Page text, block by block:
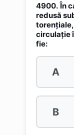
4900. În
redusă
circulaţie
fie:
A
B